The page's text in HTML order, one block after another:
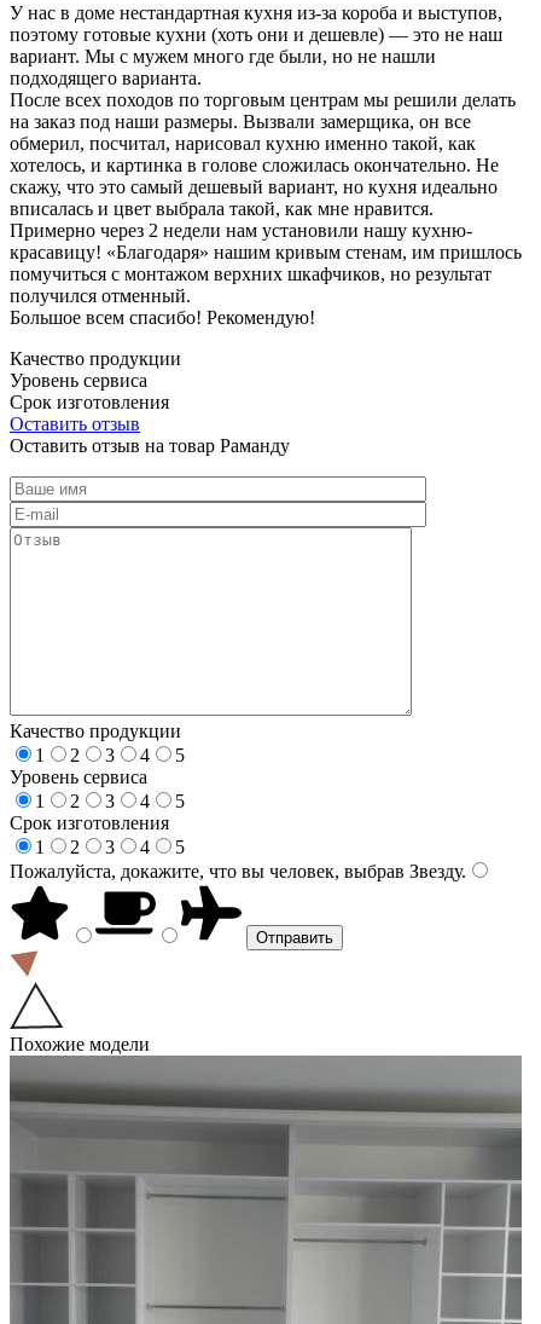
У нас в доме нестандартная кухня из-за короба и выступов,
поэтому готовые кухни (хоть они и дешевле) — это не наш
вариант. Мы с мужем много где были, но не нашли
подходящего варианта.
После всех походов по торговым центрам мы решили делать
на заказ под наши размеры. Вызвали замерщика, он все
обмерил, посчитал, нарисовал кухню именно такой, как
хотелось, и картинка в голове сложилась окончательно. Не
скажу, что это самый дешевый вариант, но кухня идеально
вписалась и цвет выбрала такой, как мне нравится.
Примерно через 2 недели нам установили нашу кухню-
красавицу! «Благодаря» нашим кривым стенам, им пришлось
помучиться с монтажом верхних шкафчиков, но результат
получился отменный.
Большое всем спасибо! Рекомендую!
Качество продукции
Уровень сервиса
Срок изготовления
Оставить отзыв
Оставить отзыв на товар Раманду
Качество продукции
1
2 3 4
5
Уровень сервиса
1
2 3 4
5
Срок изготовления
1
2 3 4
5
Пожалуйста, докажите, что вы человек, выбрав Звезду.
Похожие модели